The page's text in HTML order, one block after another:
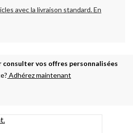
avec la livraison standard.En
consulter vos offres personnalisées
Adhérez maintenant